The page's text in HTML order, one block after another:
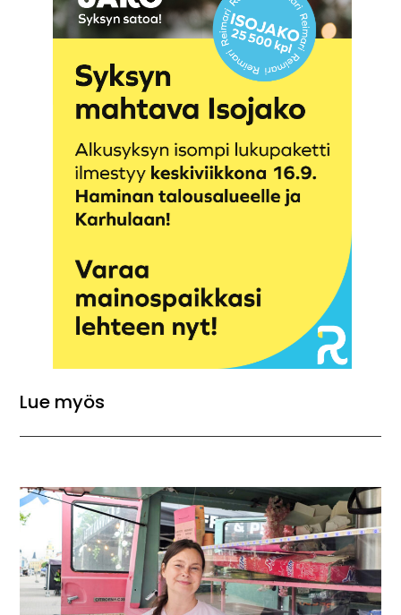
Lue myös